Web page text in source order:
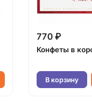
770 ₽
Конфеты в
В корзину